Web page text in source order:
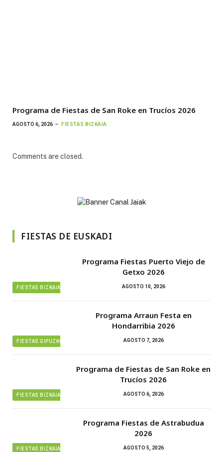
Programa de Fiestas de San Roke en Trucíos 2026
AGOSTO 6, 2026 FIESTAS BIZKAIA
Comments are closed.
FIESTAS DE EUSKADI
FIESTAS BIZKAIA
Programa Fiestas Puerto Viejo de
Getxo 2026
AGOSTO 10, 2026
FIESTAS GIPUZKOA
Programa Arraun Festa en
Hondarribia 2026
AGOSTO 7, 2026
FIESTAS BIZKAIA
Programa de Fiestas de San Roke en
Trucíos 2026
AGOSTO 6, 2026
FIESTAS BIZKAIA
Programa Fiestas de Astrabudua
2026
AGOSTO 5, 2026